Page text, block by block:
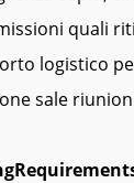
quali
logistico
sale